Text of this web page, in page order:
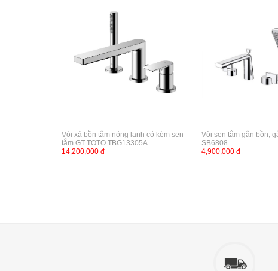
Vòi xả bồn tắm nóng lạnh có kèm sen
tắm GT TOTO TBG13305A
14,200,000 đ
Vòi sen tắm gắn bồn,
SB6808
4,900,000 đ